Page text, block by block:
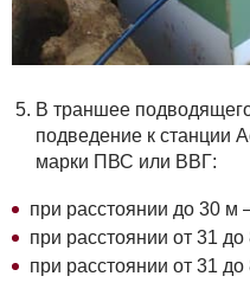
В траншее
подведение к станции
марки ПВС или ВВГ:
при расстоянии до 30 м
при расстоянии от 31
при расстоянии от 31